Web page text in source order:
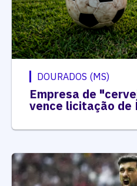
DOURADOS (MS)
Empresa de
vence licitação de